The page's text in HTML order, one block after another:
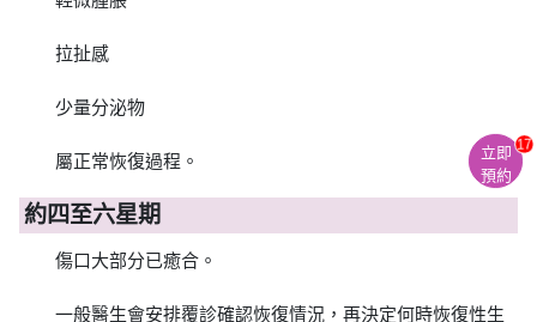
拉扯感
少量分泌物
屬正常恢復過程。
約四至六星期
傷口大部分已癒合。
一般醫生會安排覆診確認恢復情況，再決定何時恢復性生
立即
預約
17